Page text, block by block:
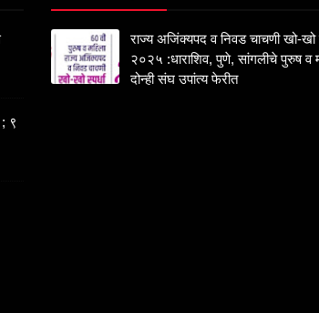
; ९
राज्य अजिंक्यपद व निवड चाचणी खो-खो
२०२५ :धाराशिव, पुणे, सांगलीचे पुरुष व
दोन्ही संघ उपांत्य फेरीत